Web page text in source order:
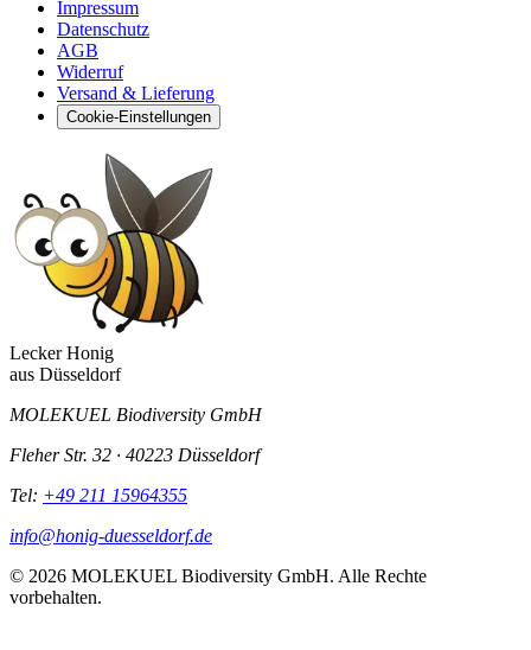
Impressum
Datenschutz
AGB
Widerruf
Versand & Lieferung
Cookie-Einstellungen
Lecker Honig
aus Düsseldorf
MOLEKUEL Biodiversity GmbH
Fleher Str. 32 · 40223 Düsseldorf
Tel: +49 211 15964355
info@honig-duesseldorf.de
© 2026 MOLEKUEL Biodiversity GmbH. Alle Rechte
vorbehalten.